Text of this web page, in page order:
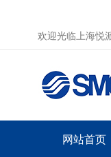
欢迎光临上海悦
网站首页